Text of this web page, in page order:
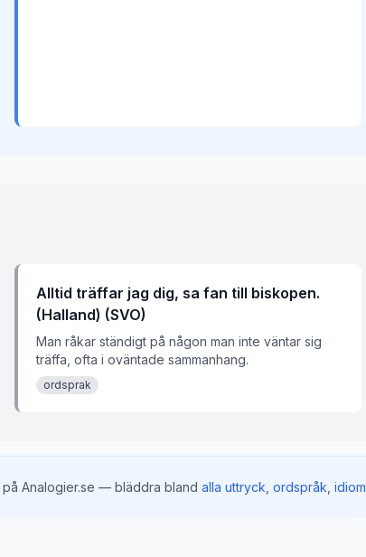
Alltid träffar jag dig, sa fan till biskopen.
(Halland) (SVO)
Man råkar ständigt på någon man inte väntar sig
träffa, ofta i oväntade sammanhang.
ordsprak
på Analogier.se — bläddra bland alla uttryck ordspråk idiom